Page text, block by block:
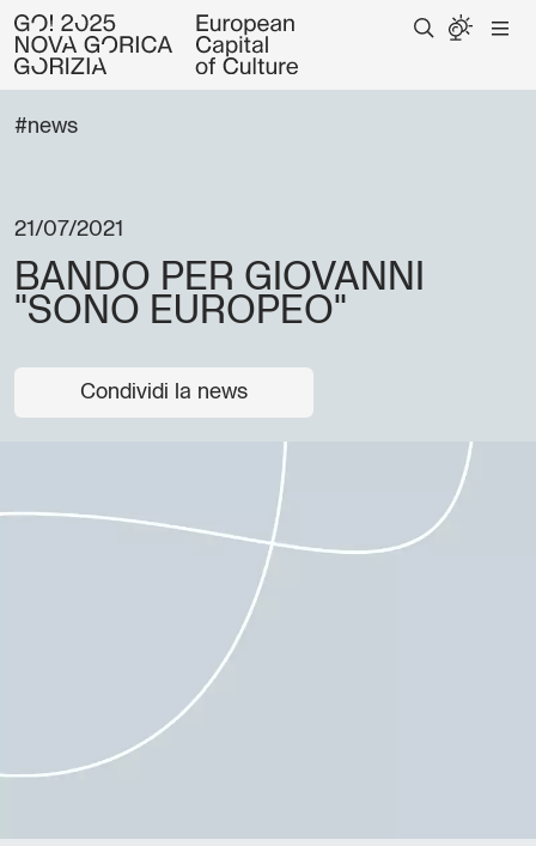
#news
21/07/2021
BANDO PER GIOVANNI
"SONO EUROPEO"
Condividi la news